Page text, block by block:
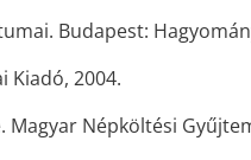
Budapest:
Kiadó, 2004.
Népköltési